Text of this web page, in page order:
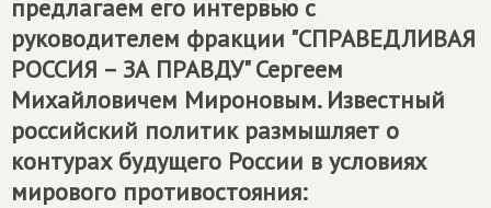
предлагаем его интервью с
руководителем фракции "СПРАВЕДЛИВАЯ
РОССИЯ – ЗА ПРАВДУ" Сергеем
Михайловичем Мироновым. Известный
российский политик размышляет о
контурах будущего России в условиях
мирового противостояния: